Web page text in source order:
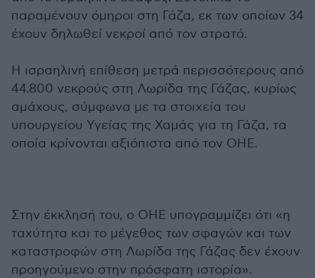
παραμένουν όμηροι στη Γάζα, εκ των οποίων 34
έχουν δηλωθεί νεκροί από τον στρατό.
Η ισραηλινή επίθεση μετρά περισσότερους από
44.800 νεκρούς στη Λωρίδα της Γάζας, κυρίως
αμάχους, σύμφωνα με τα στοιχεία του
υπουργείου Υγείας της Χαμάς για τη Γάζα, τα
οποία κρίνονται αξιόπιστα από τον ΟΗΕ.
Στην έκκλησή του, ο ΟΗΕ υπογραμμίζει ότι «η
ταχύτητα και το μέγεθος των σφαγών και των
καταστροφών στη Λωρίδα της Γάζας δεν έχουν
προηγούμενο στην πρόσφατη ιστορία».